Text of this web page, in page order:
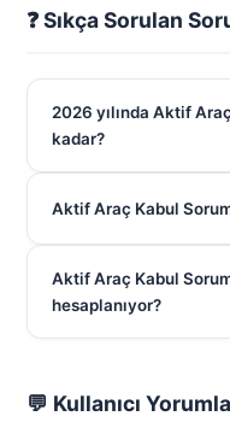
❓ Sıkça Sorulan
2026 yılında Aktif
kadar?
Aktif Araç Kabul
Aktif Araç Kabul
hesaplanıyor?
💬 Kullanıcı